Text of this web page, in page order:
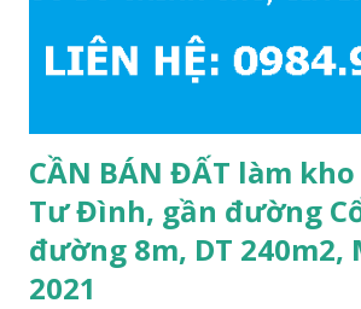
chính chủ; * Giá bán: 6.15 tỷ, có thương
thiện chí mua; Liên hệ: Mr Cường, Tel:
CẦN BÁN ĐẤT làm
Tư Đình, gần đường
đường 8m, DT 240m2,
2021